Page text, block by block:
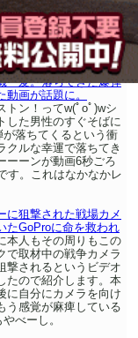
一髪。落ちてきた爆弾
画が話題に。
トン！ってw(ﾟoﾟ)wシ
した男性のすぐそばに
が落ちてくるという衝
クルな幸運で落ちてき
ーーンが動画6秒ごろ
す。これはなかなかレ
に狙撃された戦場カメ
たGoProに命を救われ
本人もその周りもこの
で取材中の戦争カメラ
撃されるというビデオ
たので紹介します。本
に自分にカメラを向け
う感覚が麻痺している
べーし。